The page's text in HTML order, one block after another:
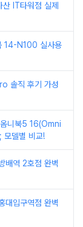
IT타워점 실제
14-N100 실사용
솔직 후기 가성
니북5 16(Omni
델별 비교!
배역 2호점 완벽
대입구역점 완벽